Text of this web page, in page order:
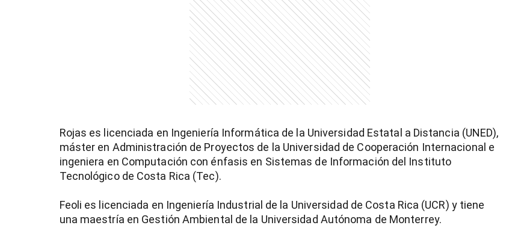
Rojas es licenciada en Ingeniería Informática de la Universidad Estatal a Distancia (UNED),
máster en Administración de Proyectos de la Universidad de Cooperación Internacional e
ingeniera en Computación con énfasis en Sistemas de Información del Instituto
Tecnológico de Costa Rica (Tec).
Feoli es licenciada en Ingeniería Industrial de la Universidad de Costa Rica (UCR) y tiene
una maestría en Gestión Ambiental de la Universidad Autónoma de Monterrey.